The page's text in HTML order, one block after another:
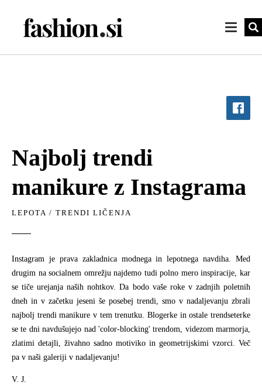
Najbolj trendi
manikure z Instagrama
LEPOTA / TRENDI LIČENJA
Instagram je prava zakladnica modnega in lepotnega navdiha. Med
drugim na socialnem omrežju najdemo tudi polno mero inspiracije, kar
se tiče urejanja naših nohtkov. Da bodo vaše roke v zadnjih poletnih
dneh in v začetku jeseni še posebej trendi, smo v nadaljevanju zbrali
najbolj trendi manikure v tem trenutku. Blogerke in ostale trendseterke
se te dni navdušujejo nad 'color-blocking' trendom, videzom marmorja,
zlatimi detajli, živahno sadno motiviko in geometrijskimi vzorci. Več
pa v naši galeriji v nadaljevanju!
V. J.